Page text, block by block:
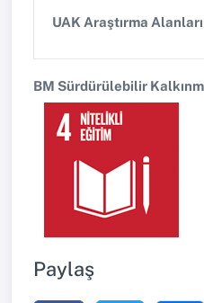
UAK Araştırma Alanları
BM Sürdürülebilir
Paylaş